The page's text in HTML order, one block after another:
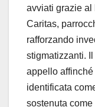
avviati grazie al
Caritas,
rafforzando
stigmatizzanti.
appello
identificata
sostenuta